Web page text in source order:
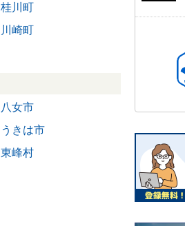
桂川町
川崎町
八女市
うきは市
東峰村